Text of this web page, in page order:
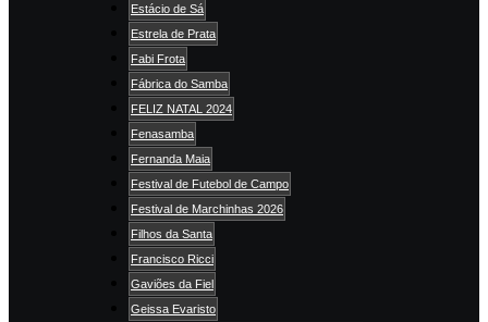
Estácio de Sá
Estrela de Prata
Fabi Frota
Fábrica do Samba
FELIZ NATAL 2024
Fenasamba
Fernanda Maia
Festival de Futebol de Campo
Festival de Marchinhas 2026
Filhos da Santa
Francisco Ricci
Gaviões da Fiel
Geissa Evaristo